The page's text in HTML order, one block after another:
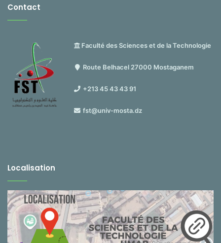
Contact
Faculté des Sciences et de la Technologie
Route Belhacel 27000 Mostaganem
+213 45 43 43 91
fst@univ-mosta.dz
Localisation